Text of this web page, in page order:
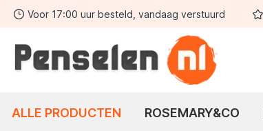
Ga naar de hoofdnavigatie
Voor 17:00 uur besteld, vandaag verstuurd
ALLE PRODUCTEN ROSEMARY&CO